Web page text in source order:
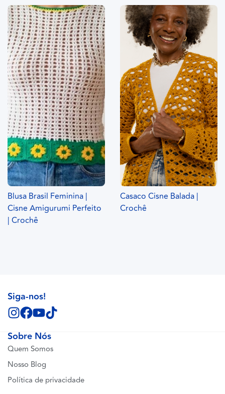
Blusa Brasil Feminina |
Cisne Amigurumi Perfeito
| Crochê
Casaco Cisne Balada |
Crochê
Sobre Nós
Quem Somos
Nosso Blog
Política de privacidade
Siga-nos!